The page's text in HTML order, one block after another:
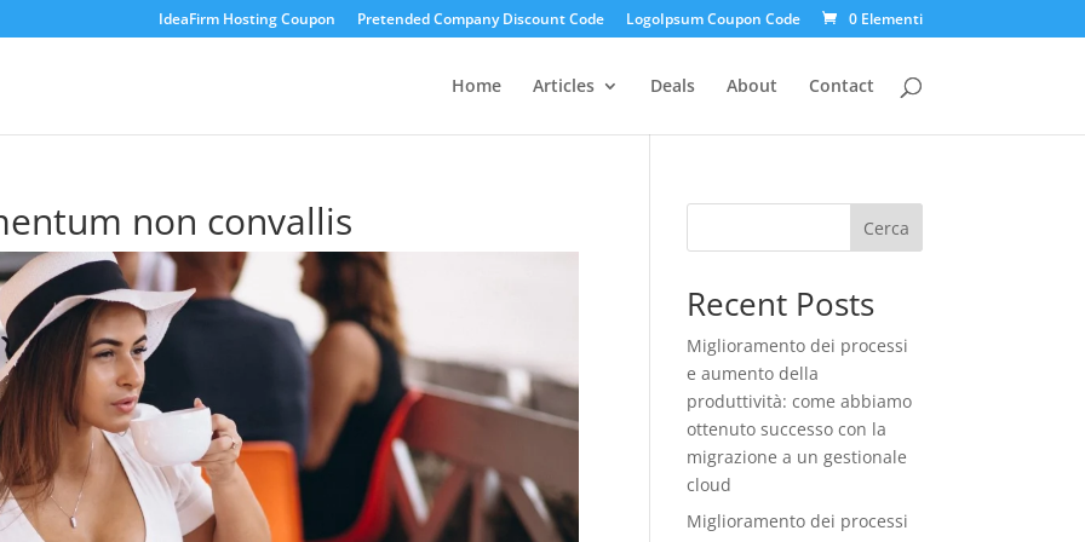
IdeaFirm Hosting Coupon Pretended Company Discount Code LogoIpsum Coupon Code 0 Elementi
Home Articles Deals About Contact
non convallis Cerca
Recent Posts
Miglioramento dei processi
e aumento della
produttività: come abbiamo
ottenuto successo con la
migrazione a un gestionale
cloud
Miglioramento dei processi